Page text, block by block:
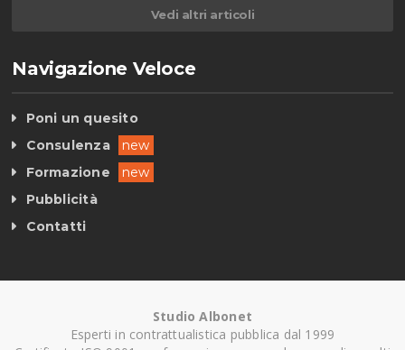
Vedi altri articoli
Navigazione Veloce
Poni un quesito
Consulenza
new
Formazione
new
Pubblicità
Contatti
Studio Albonet
Esperti in contrattualistica pubblica dal 1999